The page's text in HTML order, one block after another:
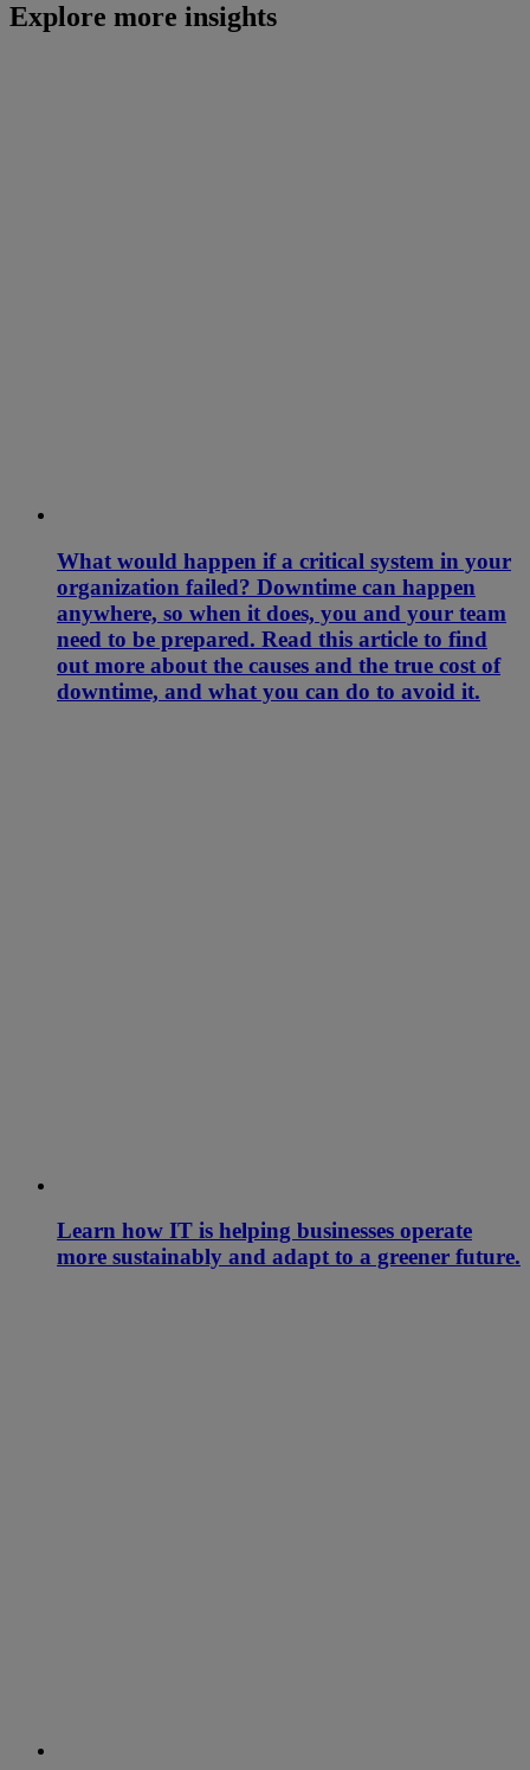
Explore more insights
What would happen if a critical system in your
organization failed? Downtime can happen
anywhere, so when it does, you and your team
need to be prepared. Read this article to find
out more about the causes and the true cost of
downtime, and what you can do to avoid it.
Learn how IT is helping businesses operate
more sustainably and adapt to a greener future.